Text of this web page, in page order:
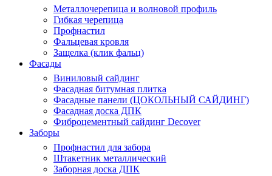
Металлочерепица и волновой профиль
Гибкая черепица
Профнастил
Фальцевая кровля
Защелка (клик фальц)
Фасады
Виниловый сайдинг
Фасадная битумная плитка
Фасадные панели (ЦОКОЛЬНЫЙ САЙДИНГ)
Фасадная доска ДПК
Фиброцементный сайдинг Decover
Заборы
Профнастил для забора
Штакетник металлический
Заборная доска ДПК